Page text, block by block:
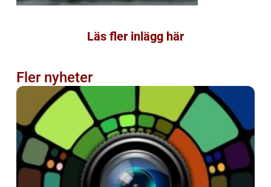
Läs fler inlägg här
Fler nyheter